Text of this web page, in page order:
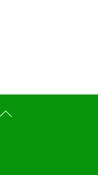
Back
To